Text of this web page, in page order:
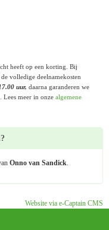
heeft op een korting. Bij
volledige deelnamekosten
uur, daarna garanderen we
Lees meer in onze algemene
Onno van Sandick.
Website via e-Captain CMS